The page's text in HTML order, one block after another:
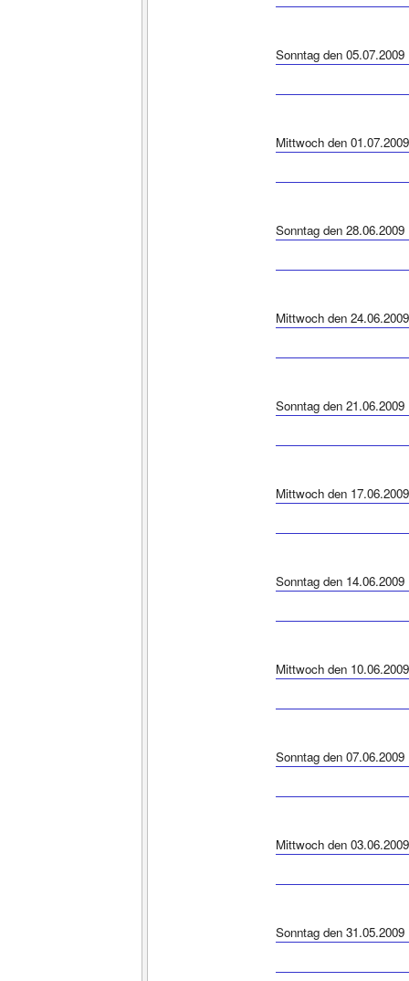
Sonntag den 05.07.2009
Mittwoch den 01.07.2009
Sonntag den 28.06.2009
Mittwoch den 24.06.2009
Sonntag den 21.06.2009
Mittwoch den 17.06.2009
Sonntag den 14.06.2009
Mittwoch den 10.06.2009
Sonntag den 07.06.2009
Mittwoch den 03.06.2009
Sonntag den 31.05.2009